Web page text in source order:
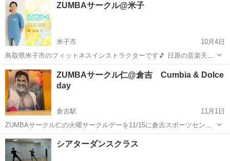
ZUMBAサークル@米子
米子市
10月4日
鳥取県米子市のフィットネスインストラクターです🎵 日原の音楽天国
のスタジオでサークルレッスンをしています ※月曜日と土曜日はレッ
スンスタート時間違いますので、ご確認お願いします 参加時は、運動
できる服装、汗...
鳥取 米子市 ZUMBA
ZUMBAサークル仁@倉吉 Cumbia & Dolce
day
倉吉駅
11月1日
ZUMBAサークル仁の火曜サークルデーを11/15に倉吉スポーツセンタ
ー体育館で開催します。 ダンスに興味のある方、体を動かしたいと思
っている方、ご参加の程よろしくお願いします。 日時: 2022/11/15
18:45よ...
鳥取 倉吉市 倉吉駅 ダンス ZUMBA
シアターダンスクラス